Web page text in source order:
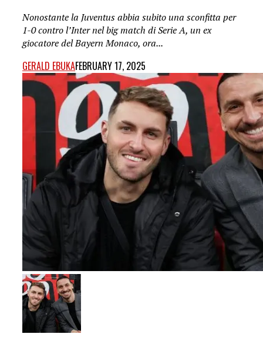
Nonostante la Juventus abbia subito una sconfitta per
1-0 contro l’Inter nel big match di Serie A, un ex
giocatore del Bayern Monaco, ora...
GERALD EBUKAFEBRUARY 17, 2025